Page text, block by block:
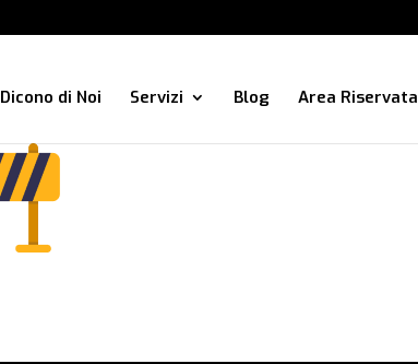
Dicono di Noi Servizi Blog Area Riservata